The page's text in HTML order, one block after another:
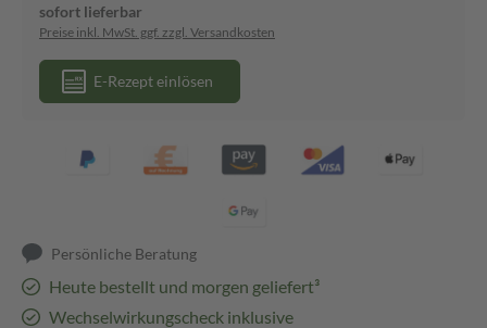
sofort lieferbar
Preise inkl. MwSt. ggf. zzgl. Versandkosten
E-Rezept einlösen
Persönliche Beratung
Heute bestellt und morgen geliefert³
Wechselwirkungscheck inklusive